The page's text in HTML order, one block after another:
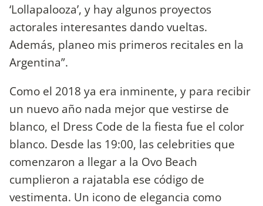
‘Lollapalooza’, y hay algunos proyectos
actorales interesantes dando vueltas.
Además, planeo mis primeros recitales en la
Argentina”.
Como el 2018 ya era inminente, y para recibir
un nuevo año nada mejor que vestirse de
blanco, el Dress Code de la fiesta fue el color
blanco. Desde las 19:00, las celebrities que
comenzaron a llegar a la Ovo Beach
cumplieron a rajatabla ese código de
vestimenta. Un icono de elegancia como